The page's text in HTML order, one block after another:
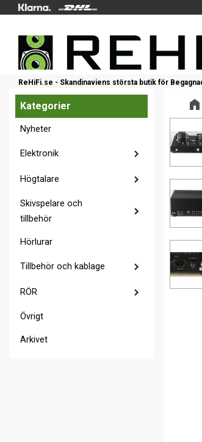
ReHiFi.se - Skandinaviens största butik för
Kategorier
Nyheter
Elektronik
Högtalare
Skivspelare och
tillbehör
Hörlurar
Tillbehör och kablage
RÖR
Övrigt
Arkivet